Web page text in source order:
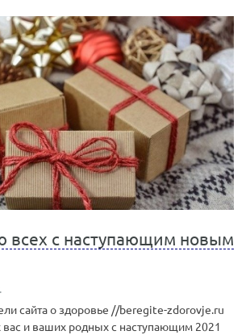
всех с наступающим новым
сайта о здоровье //beregite-zdorovje.ru
и ваших родных с наступающим 2021